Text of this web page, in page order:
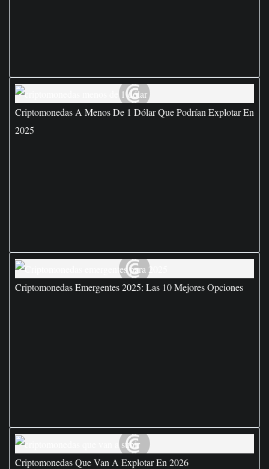
Criptomonedas A Menos De 1 Dólar Que Podrían Explotar En
2025
Criptomonedas Emergentes 2025: Las 10 Mejores Opciones
Criptomonedas Que Van A Explotar En 2026